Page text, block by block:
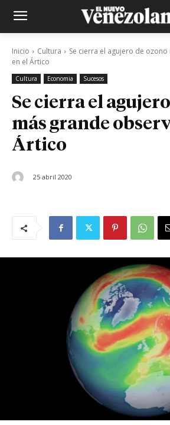
Inicio Cultura
Se cierra el agujero de
en el Ártico
Cultura Economia Sucesos
Se cierra el
más grande
Ártico
25 abril 2020